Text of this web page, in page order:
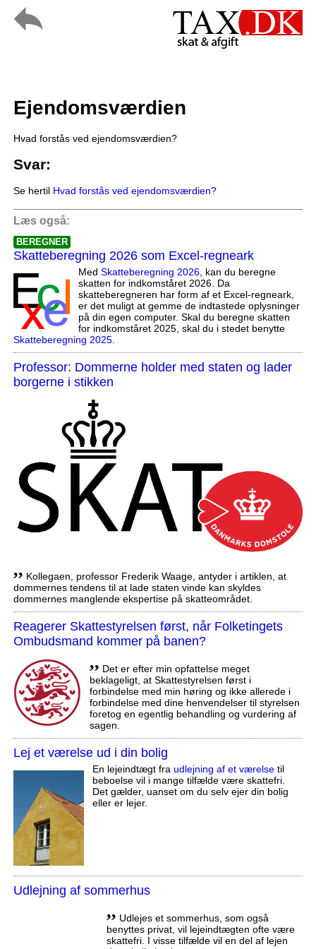
Ejendomsværdien
Hvad forstås ved ejendomsværdien?
Svar:
Se hertil Hvad forstås ved ejendomsværdien?
Læs også:
BEREGNER
Skatteberegning 2026 som Excel-regneark
Med Skatteberegning 2026, kan du beregne
skatten for indkomståret 2026. Da
skatteberegneren har form af et Excel-regneark,
er det muligt at gemme de indtastede oplysninger
på din egen computer. Skal du beregne skatten
for indkomståret 2025, skal du i stedet benytte
Skatteberegning 2025.
Professor: Dommerne holder med staten og lader
borgerne i stikken
,, Kollegaen, professor Frederik Waage, antyder i artiklen, at
dommernes tendens til at lade staten vinde kan skyldes
dommernes manglende ekspertise på skatteområdet.
Reagerer Skattestyrelsen først, når Folketingets
Ombudsmand kommer på banen?
,, Det er efter min opfattelse meget
beklageligt, at Skattestyrelsen først i
forbindelse med min høring og ikke allerede i
forbindelse med dine henvendelser til styrelsen
foretog en egentlig behandling og vurdering af
sagen.
Lej et værelse ud i din bolig
En lejeindtægt fra udlejning af et værelsetil
beboelse vil i mange tilfælde være skattefri.
Det gælder, uanset om du selv ejer din bolig
eller er lejer.
Udlejning af sommerhus
,, Udlejes et sommerhus, som også
benyttes privat, vil lejeindtægten ofte være
skattefri. I visse tilfælde vil en del af lejen